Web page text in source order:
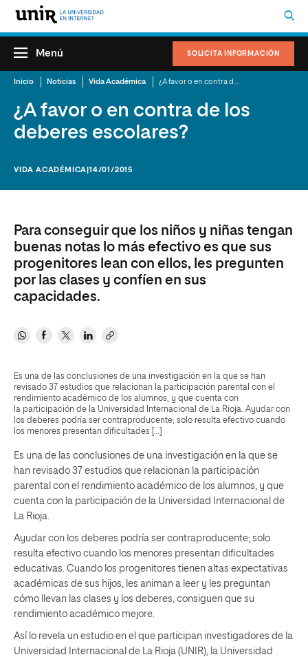
SOLICITA INFORMACIÓN
Menú
Inicio Noticias Vida Académica
¿A favor o en contra de los
deberes escolares?
VIDA ACADÉMICA |14/01/2015
Para conseguir que los niños y niñas tengan
buenas notas lo más efectivo es que sus
progenitores lean con ellos, les pregunten
por las clases y confíen en sus
capacidades.
Es una de las conclusiones de una investigación en la que se han
revisado 37 estudios que relacionan la participación parental con el
rendimiento académico de los alumnos, y que cuenta con
la participación de la Universidad Internacional de La Rioja. Ayudar con
los deberes podría ser contraproducente; solo resulta efectivo cuando
los menores presentan dificultades […]
Es una de las conclusiones de una investigación en la que se
han revisado 37 estudios que relacionan la participación
parental con el rendimiento académico de los alumnos, y que
cuenta con la participación de la Universidad Internacional de
La Rioja.
Ayudar con los deberes podría ser contraproducente; solo
resulta efectivo cuando los menores presentan dificultades
educativas. Cuando los progenitores tienen altas expectativas
académicas de sus hijos, les animan a leer y les preguntan
cómo llevan las clases y los deberes, consiguen que su
rendimiento académico mejore.
Así lo revela un estudio en el que participan investigadores de la
Universidad Internacional de La Rioja (UNIR), la Universidad